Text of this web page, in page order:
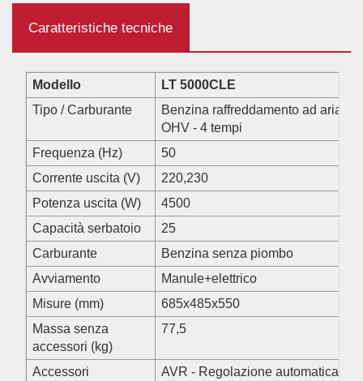
Caratteristiche tecniche
Modello
LT 5000CLE
Tipo / Carburante
Benzina raffreddamento ad aria
OHV - 4 tempi
Frequenza (Hz)
50
Corrente uscita (V)
220,230
Potenza uscita (W)
4500
Capacità serbatoio
25
Carburante
Benzina senza piombo
Avviamento
Manule+elettrico
Misure (mm)
685x485x550
Massa senza
accessori (kg)
77,5
Accessori
AVR - Regolazione automatica